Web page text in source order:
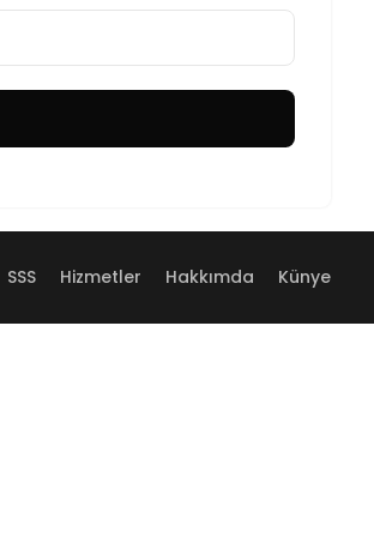
SSS Hizmetler Hakkımda Künye